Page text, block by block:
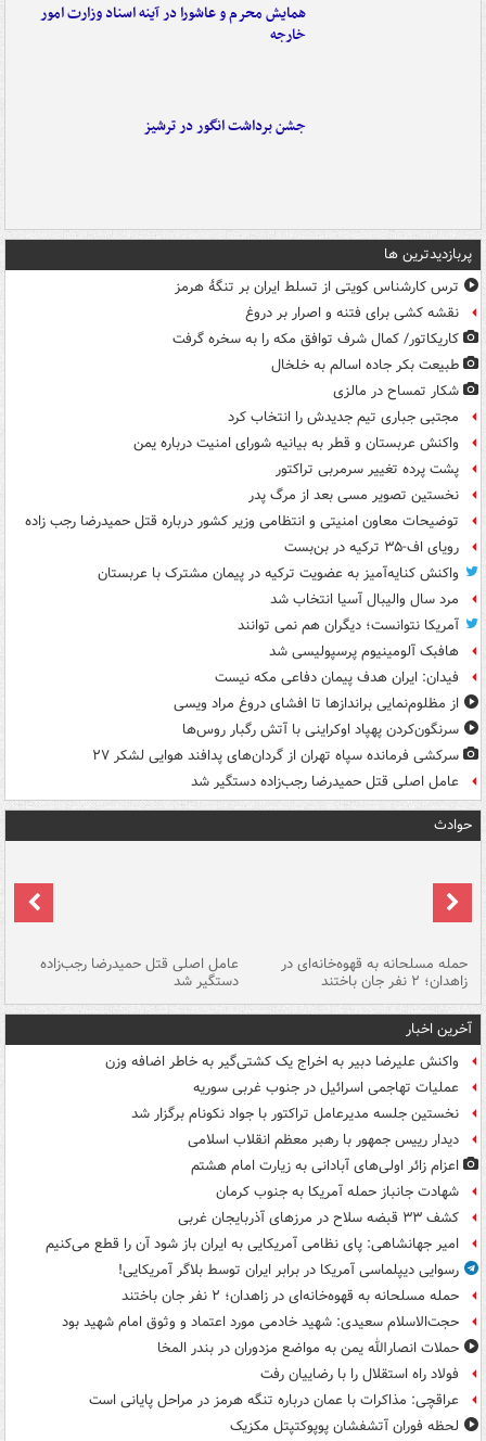
همایش محرم و عاشورا در آینه اسناد وزارت امور
خارجه
جشن برداشت انگور در ترشیز
پربازدیدترین ها
ترس کارشناس کویتی از تسلط ایران بر تنگۀ هرمز
نقشه کشی برای فتنه و اصرار بر دروغ
کاریکاتور/ کمال شرف توافق مکه را به سخره گرفت
طبیعت بکر جاده اسالم به خلخال
شکار تمساح در مالزی
مجتبی جباری تیم جدیدش را انتخاب کرد
واکنش عربستان و قطر به بیانیه شورای امنیت درباره یمن
پشت پرده تغییر سرمربی تراکتور
نخستین تصویر مسی بعد از مرگ پدر
توضیحات معاون امنیتی و انتظامی وزیر کشور درباره قتل حمیدرضا رجب زاده
رویای اف-۳۵ ترکیه در بن‌بست
واکنش کنایه‌آمیز به عضویت ترکیه در پیمان مشترک با عربستان
مرد سال والیبال آسیا انتخاب شد
آمریکا نتوانست؛ دیگران هم نمی توانند
هافبک آلومینیوم پرسپولیسی شد
فیدان: ایران هدف پیمان دفاعی مکه نیست
از مظلوم‌نمایی براندازها تا افشای دروغ مراد ویسی
سرنگون‌کردن پهپاد اوکراینی با آتش رگبار روس‌ها
سرکشی فرمانده سپاه تهران از گردان‌های پدافند هوایی لشکر ۲۷
عامل اصلی قتل حمیدرضا رجب‌زاده دستگیر شد
حوادث
حمله مسلحانه به قهوه‌خانه‌ای در
زاهدان؛ ۲ نفر جان باختند
عامل اصلی قتل حمیدرضا رجب‌زاده
دستگیر شد
آخرین اخبار
واکنش علیرضا دبیر به اخراج یک کشتی‌گیر به خاطر اضافه وزن
عملیات تهاجمی اسرائیل در جنوب غربی سوریه
نخستین جلسه مدیرعامل تراکتور با جواد نکونام برگزار شد
دیدار رییس جمهور با رهبر معظم انقلاب اسلامی
اعزام زائر اولی‌های آبادانی به زیارت امام هشتم
شهادت جانباز حمله آمریکا به جنوب کرمان
کشف ۳۳ قبضه سلاح در مرزهای آذربایجان غربی
امیر جهانشاهی: پای نظامی آمریکایی به ایران باز شود آن را قطع می‌کنیم
رسوایی دیپلماسی آمریکا در برابر ایران توسط بلاگر آمریکایی!
حمله مسلحانه به قهوه‌خانه‌ای در زاهدان؛ ۲ نفر جان باختند
حجت‌الاسلام سعیدی: شهید خادمی مورد اعتماد و وثوق امام شهید بود
حملات انصارالله یمن به مواضع مزدوران در بندر المخا
فولاد راه استقلال را با رضاییان رفت
عراقچی: مذاکرات با عمان درباره تنگه هرمز در مراحل پایانی است
لحظه فوران آتشفشان پوپوکتپتل مکزیک